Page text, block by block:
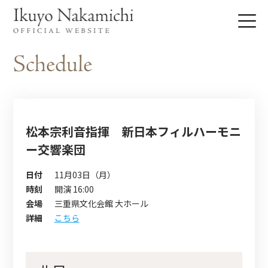
松本宗利音指揮 新日本フィルハーモニ
ー交響楽団
日付
11月03日（月）
時刻
開演 16:00
会場
三重県文化会館 大ホール
詳細
こちら